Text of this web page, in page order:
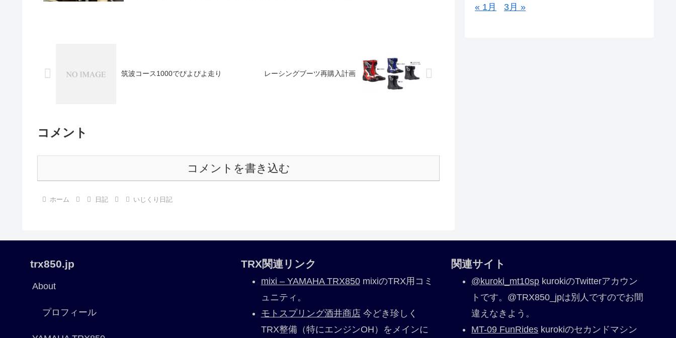
筑波コース1000でぴよぴよ走り レーシングブーツ再購入計画
コメント
コメントを書き込む
ホーム 日記 いじくり日記
« 1月 3月 »
trx850.jp
About
プロフィール
TRX関連リンク
mixi – YAMAHA TRX850mixiのTRX用コミ
ュニティ。
モトスプリング酒井商店今どき珍しく
TRX整備（特にエンジンOH）をメインに
関連サイト
@kuroki_mt10sp kurokiのTwitterアカウン
トです。@TRX850_jpは別人ですのでお間
違えなきよう。
MT-09 FunRides kurokiのセカンドマシン